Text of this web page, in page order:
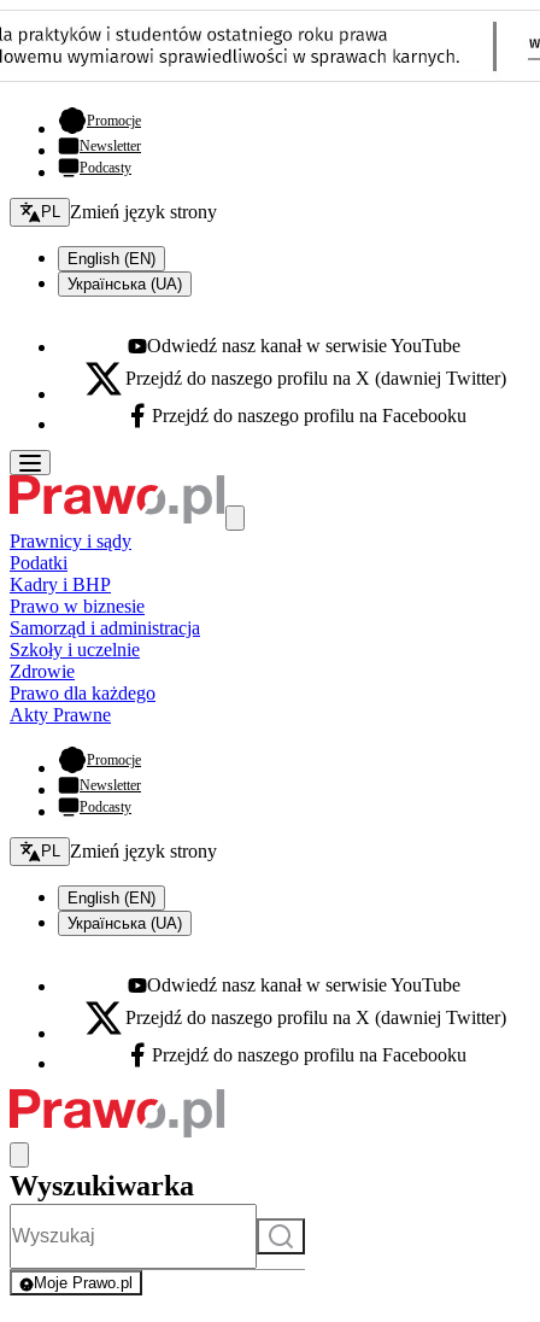
Promocje- otwiera się w nowej karcie
Newsletter
Podcasty
Zmień język - bieżący:
PL Zmień język strony
English (EN)
Українська (UA)
Youtube - otwiera się w nowej karcie
Odwiedź nasz kanał w serwisie YouTube
X - otwiera się w nowej karcie
Przejdź do naszego profilu na X (dawniej Twitter)
Facebook - otwiera się w nowej karcie
Przejdź do naszego profilu na Facebooku
Prawnicy i sądy
Podatki
Kadry i BHP
Prawo w biznesie
Samorząd i administracja
Szkoły i uczelnie
Zdrowie
Prawo dla każdego
Akty Prawne
Promocje- otwiera się w nowej karcie
Newsletter
Podcasty
Zmień język - bieżący:
PL Zmień język strony
English (EN)
Українська (UA)
Youtube - otwiera się w nowej karcie
Odwiedź nasz kanał w serwisie YouTube
X - otwiera się w nowej karcie
Przejdź do naszego profilu na X (dawniej Twitter)
Facebook - otwiera się w nowej karcie
Przejdź do naszego profilu na Facebooku
Wyszukiwarka
Szukaj
Moje Prawo.pl
- rejestracja i logowanie do serwisu